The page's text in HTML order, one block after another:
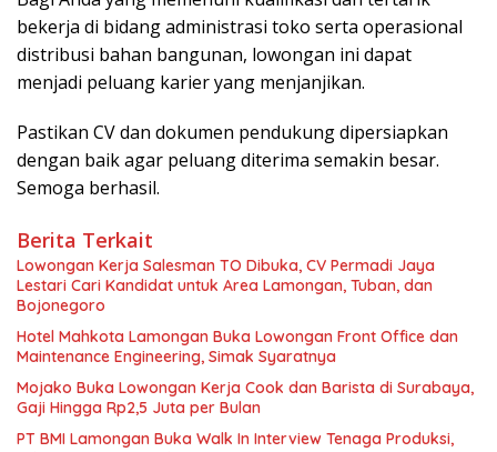
bekerja di bidang administrasi toko serta operasional
distribusi bahan bangunan, lowongan ini dapat
menjadi peluang karier yang menjanjikan.
Pastikan CV dan dokumen pendukung dipersiapkan
dengan baik agar peluang diterima semakin besar.
Semoga berhasil.
Berita Terkait
Lowongan Kerja Salesman TO Dibuka, CV Permadi Jaya
Lestari Cari Kandidat untuk Area Lamongan, Tuban, dan
Bojonegoro
Hotel Mahkota Lamongan Buka Lowongan Front Office dan
Maintenance Engineering, Simak Syaratnya
Mojako Buka Lowongan Kerja Cook dan Barista di Surabaya,
Gaji Hingga Rp2,5 Juta per Bulan
PT BMI Lamongan Buka Walk In Interview Tenaga Produksi,